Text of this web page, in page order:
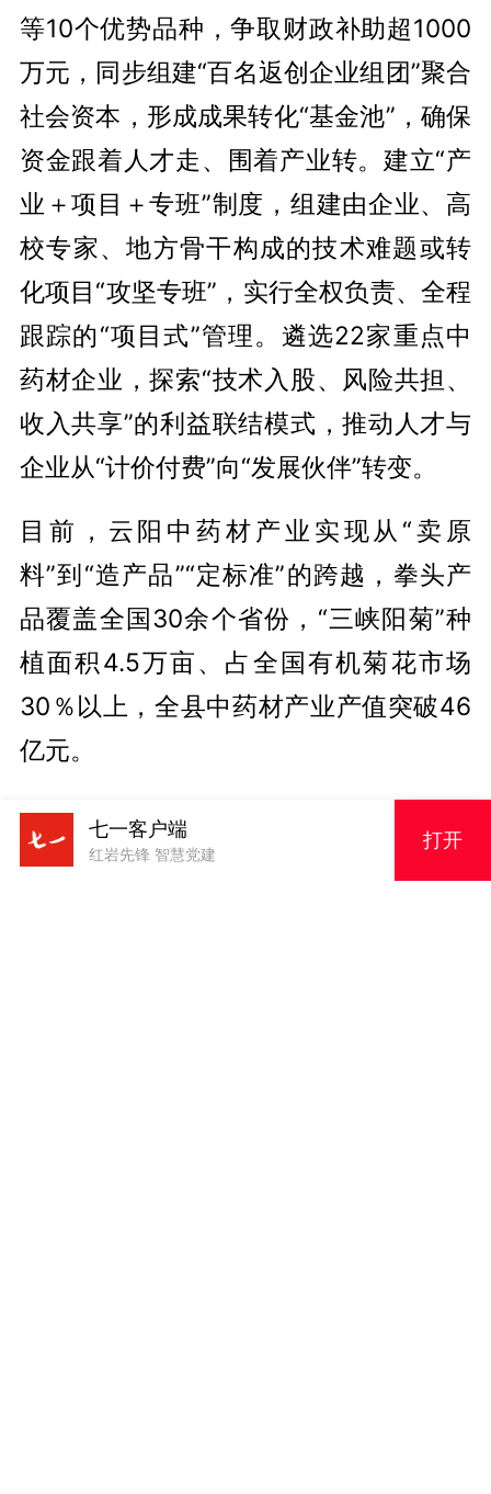
等10个优势品种，争取财政补助超1000
万元，同步组建“百名返创企业组团”聚合
社会资本，形成成果转化“基金池”，确保
资金跟着人才走、围着产业转。建立“产
业＋项目＋专班”制度，组建由企业、高
校专家、地方骨干构成的技术难题或转
化项目“攻坚专班”，实行全权负责、全程
跟踪的“项目式”管理。遴选22家重点中
药材企业，探索“技术入股、风险共担、
收入共享”的利益联结模式，推动人才与
企业从“计价付费”向“发展伙伴”转变。
目前，云阳中药材产业实现从“卖原
料”到“造产品”“定标准”的跨越，拳头产
品覆盖全国30余个省份，“三峡阳菊”种
植面积4.5万亩、占全国有机菊花市场
30％以上，全县中药材产业产值突破46
亿元。
来源：中国组织人事报
作者：邹强 谭香
七一客户端
红岩先锋 智慧党建
打开